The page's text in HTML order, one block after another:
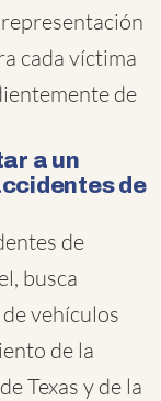
cada víctima
de
a un
de
de
busca
vehículos
de la
Texas y de la